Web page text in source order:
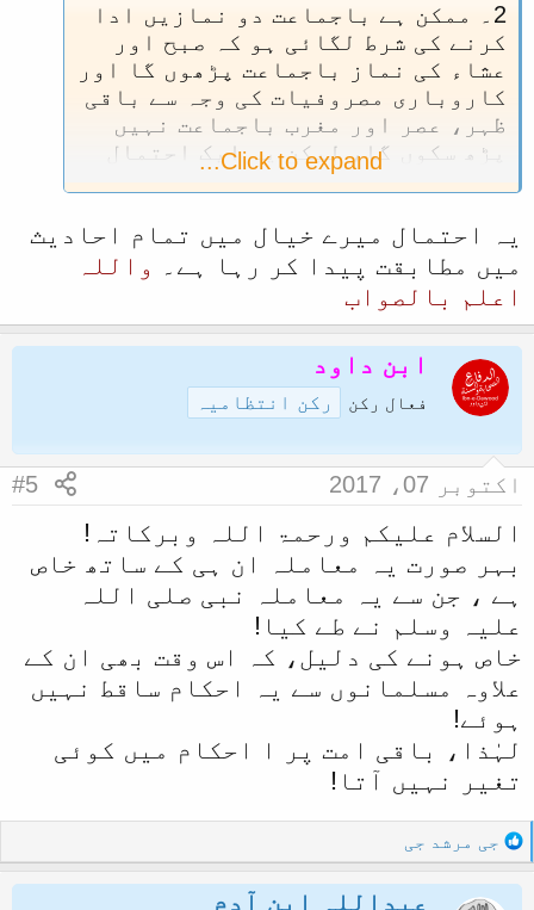
2۔ ممکن ہے باجماعت دو نمازیں ادا
کرنے کی شرط لگائی ہو کہ صبح اور
عشاء کی نماز باجماعت پڑھوں گا اور
کاروباری مصروفیات کی وجہ سے باقی
ظہر، عصر اور مغرب باجماعت نہیں
پڑھ سکوں گا، لیکن یہ ایک احتمال
ہے حدیث میں اس کا کوئی اشارہ نہیں
Click to expand...
یہ احتمال میرے خیال میں تمام احادیث
میں مطابقت پیدا کر رہا ہے۔ واللہ
اعلم بالصواب
ابن داود
فعال رکن رکن انتظامیہ
اکتوبر 07، 2017 #5
السلام علیکم ورحمۃ اللہ وبرکاتہ!
بہر صورت یہ معاملہ ان ہی کے ساتھ خاص
ہے ، جن سے یہ معاملہ نبی صلی اللہ
علیہ وسلم نے طے کیا!
خاص ہونے کی دلیل، کہ اس وقت بھی ان کے
علاوہ مسلمانوں سے یہ احکام ساقط نہیں
ہوئے!
لہٰذا، باقی امت پر ا احکام میں کوئی
تغیر نہیں آتا!
R
e
a
جی مرشد جی
عبداللہ ابن آدم